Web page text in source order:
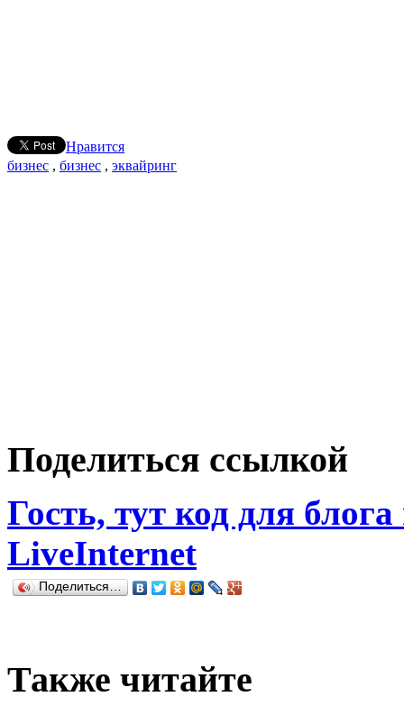
Нравится
бизнес , бизнес , эквайринг
Поделиться ссылкой
Гость, тут код для
LiveInternet
Поделиться…
Также читайте